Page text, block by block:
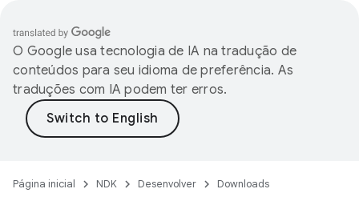
O Google usa tecnologia de IA na tradução de
conteúdos para seu idioma de preferência. As
traduções com IA podem ter erros.
Página inicial NDK Desenvolver Downloads